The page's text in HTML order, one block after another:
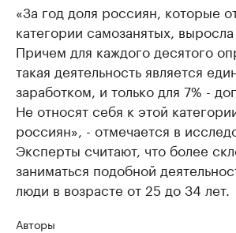
«За год доля россиян, которые
категории самозанятых, выросла
Причем для каждого десятого
такая деятельность является
заработком, и только для 7% -
Не относят себя к этой
россиян», - отмечается в
Эксперты считают, что более
заниматься подобной
люди в возрасте от 25 до 34 лет.
Авторы